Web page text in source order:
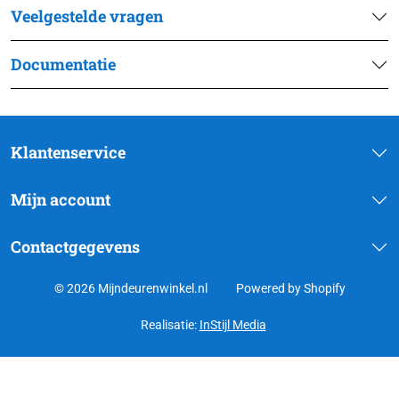
Veelgestelde vragen
Documentatie
Klantenservice
Mijn account
Contactgegevens
© 2026 Mijndeurenwinkel.nl Powered by Shopify
Realisatie: InStijl Media